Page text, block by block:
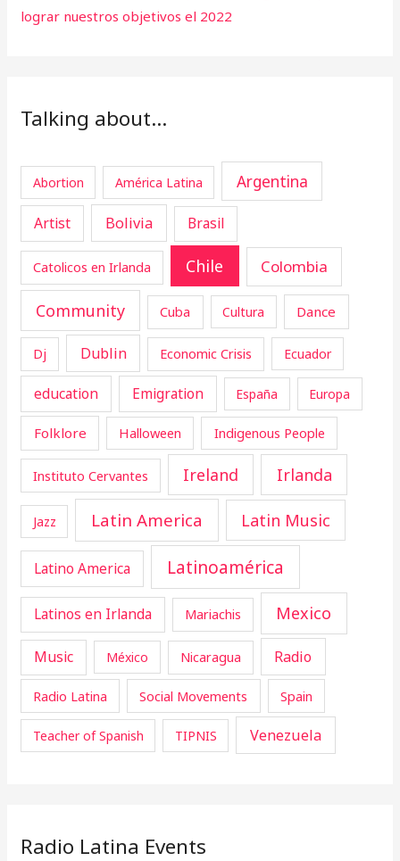
lograr nuestros objetivos el 2022
Talking about…
Abortion América Latina Argentina
Artist Bolivia Brasil
Catolicos en Irlanda Chile Colombia
Community Cuba Cultura Dance
Dj Dublin Economic Crisis Ecuador
education Emigration España Europa
Folklore Halloween Indigenous People
Instituto Cervantes Ireland Irlanda
Jazz Latin America Latin Music
Latino America Latinoamérica
Latinos en Irlanda Mariachis Mexico
Music México Nicaragua Radio
Radio Latina Social Movements Spain
Teacher of Spanish TIPNIS Venezuela
Radio Latina Events